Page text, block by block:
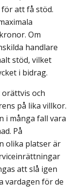
att få stöd.
Om
handlare
stöd, vilket
i bidrag.
och
på lika villkor.
i många fall vara
På
olika platser är
att slå igen
vardagen för de